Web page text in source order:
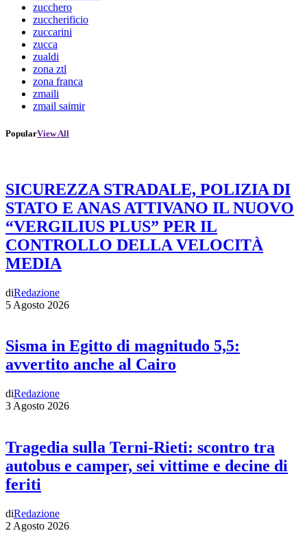
zucchero
zuccherificio
zuccarini
zucca
zualdi
zona ztl
zona franca
zmaili
zmail saimir
PopularView All
SICUREZZA STRADALE, POLIZIA DI
STATO E ANAS ATTIVANO IL NUOVO
“VERGILIUS PLUS” PER IL
CONTROLLO DELLA VELOCITÀ
MEDIA
diRedazione
5 Agosto 2026
Sisma in Egitto di magnitudo 5,5:
avvertito anche al Cairo
diRedazione
3 Agosto 2026
Tragedia sulla Terni-Rieti: scontro tra
autobus e camper, sei vittime e decine di
feriti
diRedazione
2 Agosto 2026